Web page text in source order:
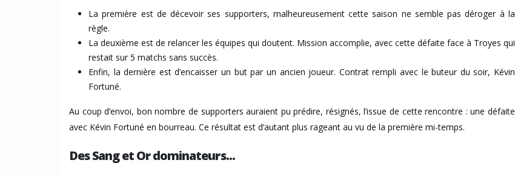
La première est de décevoir ses supporters, malheureusement cette saison ne semble pas déroger à la
règle.
La deuxième est de relancer les équipes qui doutent. Mission accomplie, avec cette défaite face à Troyes qui
restait sur 5 matchs sans succès.
Enfin, la dernière est d’encaisser un but par un ancien joueur. Contrat rempli avec le buteur du soir, Kévin
Fortuné.
Au coup d’envoi, bon nombre de supporters auraient pu prédire, résignés, l’issue de cette rencontre : une défaite
avec Kévin Fortuné en bourreau. Ce résultat est d’autant plus rageant au vu de la première mi-temps.
Des Sang et Or dominateurs...